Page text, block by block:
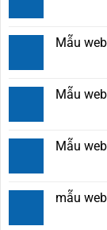
Mẫu
Mẫu
Mẫu
mẫu